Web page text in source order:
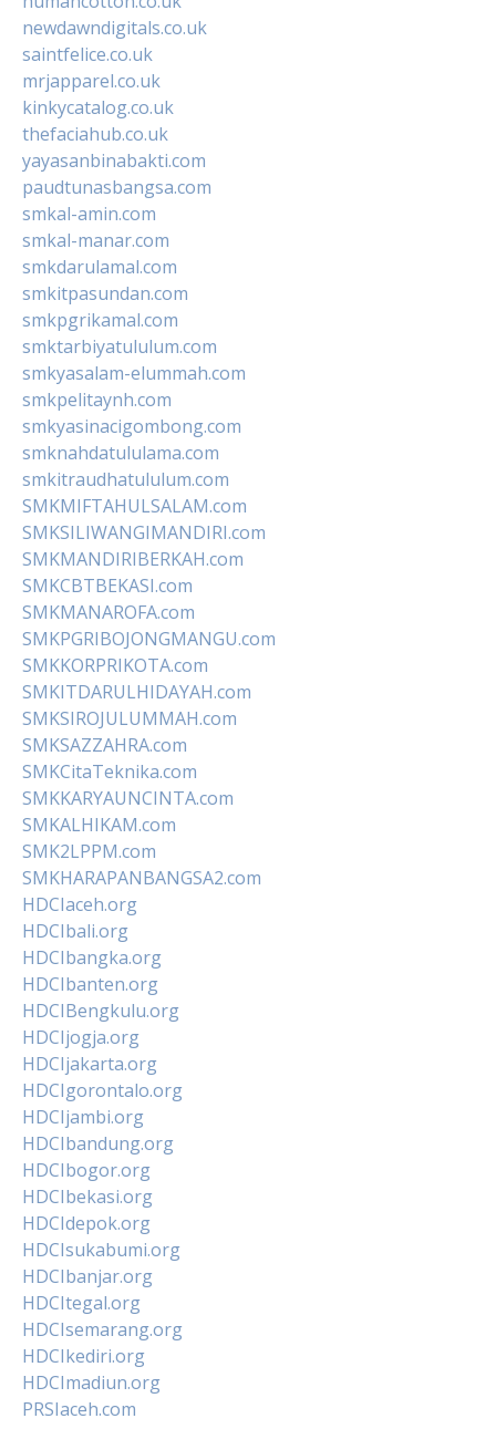
newdawndigitals.co.uk
saintfelice.co.uk
mrjapparel.co.uk
kinkycatalog.co.uk
thefaciahub.co.uk
yayasanbinabakti.com
paudtunasbangsa.com
smkal-amin.com
smkal-manar.com
smkdarulamal.com
smkitpasundan.com
smkpgrikamal.com
smktarbiyatululum.com
smkyasalam-elummah.com
smkpelitaynh.com
smkyasinacigombong.com
smknahdatululama.com
smkitraudhatululum.com
SMKMIFTAHULSALAM.com
SMKSILIWANGIMANDIRI.com
SMKMANDIRIBERKAH.com
SMKCBTBEKASI.com
SMKMANAROFA.com
SMKPGRIBOJONGMANGU.com
SMKKORPRIKOTA.com
SMKITDARULHIDAYAH.com
SMKSIROJULUMMAH.com
SMKSAZZAHRA.com
SMKCitaTeknika.com
SMKKARYAUNCINTA.com
SMKALHIKAM.com
SMK2LPPM.com
SMKHARAPANBANGSA2.com
HDCIaceh.org
HDCIbali.org
HDCIbangka.org
HDCIbanten.org
HDCIBengkulu.org
HDCIjogja.org
HDCIjakarta.org
HDCIgorontalo.org
HDCIjambi.org
HDCIbandung.org
HDCIbogor.org
HDCIbekasi.org
HDCIdepok.org
HDCIsukabumi.org
HDCIbanjar.org
HDCItegal.org
HDCIsemarang.org
HDCIkediri.org
HDCImadiun.org
PRSIaceh.com